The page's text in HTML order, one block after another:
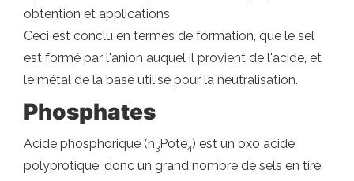
obtention et applications
Ceci est conclu en termes de formation, que le sel
est formé par l'anion auquel il provient de l'acide, et
le métal de la base utilisé pour la neutralisation.
Phosphates
Acide phosphorique (h3Pote4) est un oxo acide
polyprotique, donc un grand nombre de sels en tire.